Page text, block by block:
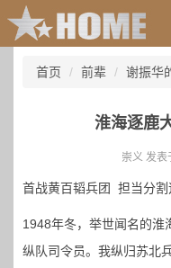
首页 前辈 谢振华
淮海逐鹿
崇义 发
首战黄百韬兵团 担当分割
1948年冬，举世闻名的淮
纵队司令员。我纵归苏北